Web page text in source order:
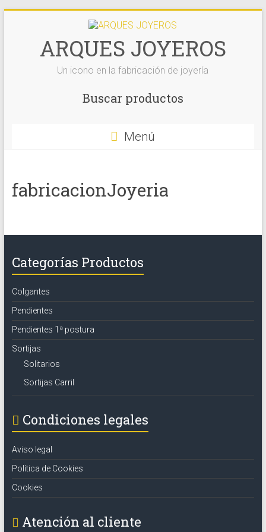
ARQUES JOYEROS
Un icono en la fabricación de joyería
Buscar productos
Menú
fabricacionJoyeria
Categorías Productos
Colgantes
Pendientes
Pendientes 1ª postura
Sortijas
Solitarios
Sortijas Carril
Condiciones legales
Aviso legal
Política de Cookies
Cookies
Atención al cliente